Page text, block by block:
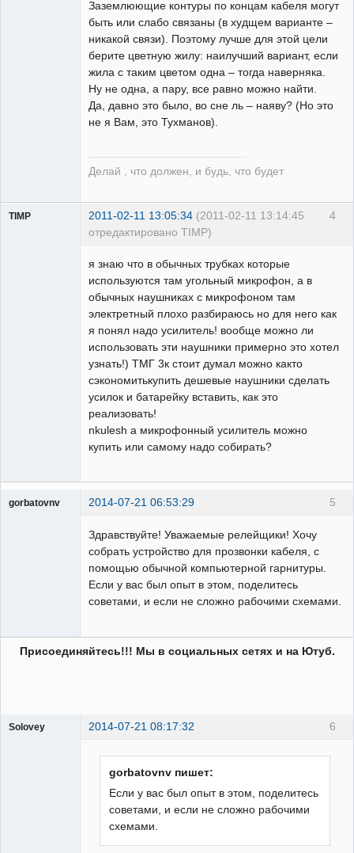
Заземлюющие контуры по концам кабеля могут
быть или слабо связаны (в худщем варианте –
никакой связи). Поэтому лучше для этой цели
берите цветную жилу: наилучший вариант, если
жила с таким цветом одна – тогда наверняка.
Ну не одна, а пару, все равно можно найти.
Да, давно это было, во сне ль – наяву? (Но это
не я Вам, это Тухманов).
Делай , что должен, и будь, что будет
4
TIMP 2011-02-11 13:05:34 (2011-02-11 13:14:45
отредактировано TIMP)
я знаю что в обычных трубках которые
используются там угольный микрофон, а в
обычных наушниках с микрофоном там
электретный плохо разбираюсь но для него как
я понял надо усилитель! вообще можно ли
использовать эти наушники примерно это хотел
узнать!) ТМГ 3к стоит думал можно както
сэкономитькупить дешевые наушники сделать
усилок и батарейку вставить, как это
реализовать!
nkulesh а микрофонный усилитель можно
купить или самому надо собирать?
5
gorbatovnv 2014-07-21 06:53:29
Здравствуйте! Уважаемые релейщики! Хочу
собрать устройство для прозвонки кабеля, с
помощью обычной компьютерной гарнитуры.
Если у вас был опыт в этом, поделитесь
советами, и если не сложно рабочими схемами.
Присоединяйтесь!!! Мы в социальных сетях и на Ютуб.
6
Solovey 2014-07-21 08:17:32
gorbatovnv пишет:
Если у вас был опыт в этом, поделитесь
советами, и если не сложно рабочими
схемами.